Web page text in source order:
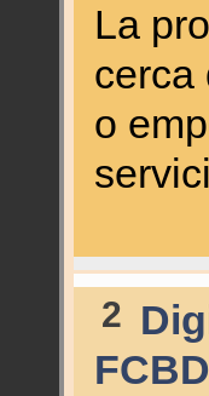
La
cerca
o
2
FCBD